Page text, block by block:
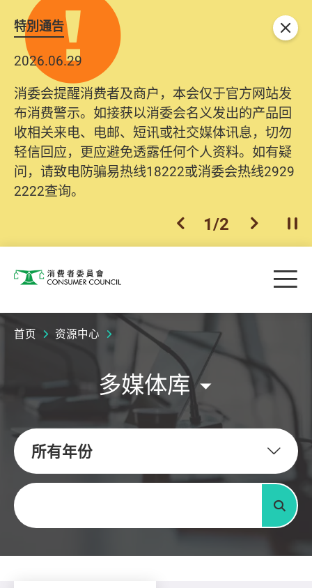
特別通告
2026.06.29
消委会提醒消费者及商户，本会仅于官方网站发
布消费警示。如接获以消委会名义发出的产品回
收相关来电、电邮、短讯或社交媒体讯息，切勿
轻信回应，更应避免透露任何个人资料。如有疑
问，请致电防骗易热线18222或消委会热线2929
2222查询。
2025.10.31
为提升使用者体验及网络安全，本会的投诉处理
系统已经进行升级及推出新功能。由2025年11月
10日起，消费者需要提供基本联络资料（包括姓
名、电邮及电话）注册帐户，才可提交投诉、查
询及建议。所有提交纪录将清晰整合于帐户中，
方便日后作出跟进。
上一个
2/2 下一个开
关闭
消费者委员会 目
首页 资源中心
多媒体库
所有年份
关键字
搜寻